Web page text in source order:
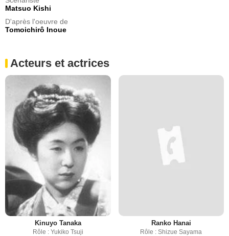
Matsuo Kishi
D'après l'oeuvre de
Tomoichirô Inoue
Acteurs et actrices
Kinuyo Tanaka
Rôle : Yukiko Tsuji
Ranko Hanai
Rôle : Shizue Sayama